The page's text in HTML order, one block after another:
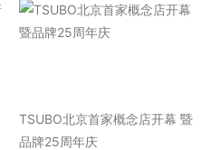
TSUBO北京首家概念店开幕 暨
品牌25周年庆